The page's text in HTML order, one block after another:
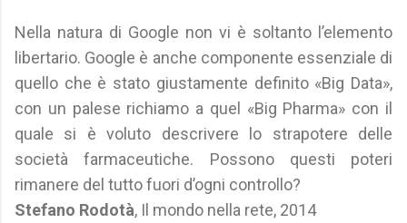
Nella natura di Google non vi è soltanto l’elemento
libertario. Google è anche componente essenziale di
quello che è stato giustamente definito «Big Data»,
con un palese richiamo a quel «Big Pharma» con il
quale si è voluto descrivere lo strapotere delle
società farmaceutiche. Possono questi poteri
rimanere del tutto fuori d’ogni controllo?
Stefano Rodotà, Il mondo nella rete, 2014